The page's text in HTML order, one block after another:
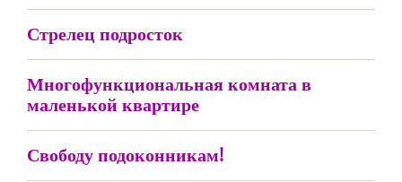
Стрелец подросток
Многофункциональная комната в
маленькой квартире
Свободу подоконникам!